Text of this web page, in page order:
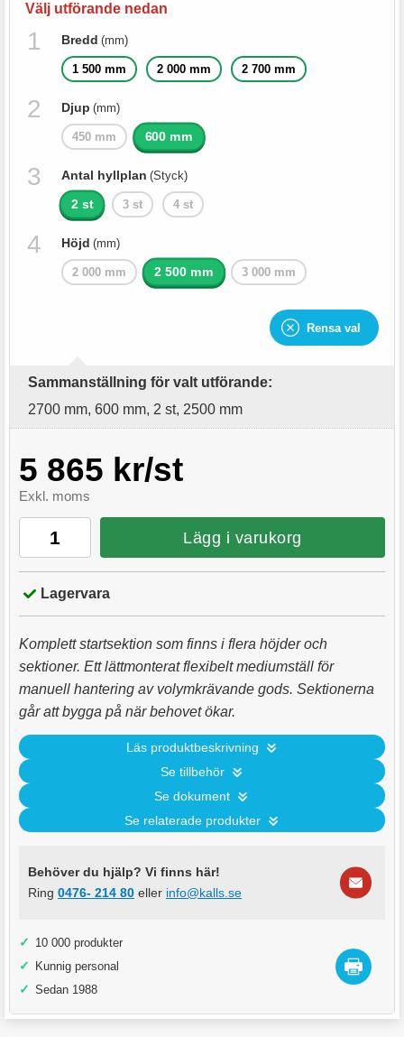
Välj utförande nedan
Bredd (mm)
1 500 mm 2 000 mm 2 700 mm
Djup (mm)
450 mm 600 mm
Antal hyllplan (Styck)
2 st 3 st 4 st
Höjd (mm)
2 000 mm 2 500 mm 3 000 mm
Rensa val
Sammanställning för valt utförande:
2700 mm, 600 mm, 2 st, 2500 mm
5 865 kr/st
Exkl. moms
Lägg i varukorg
Lagervara
Komplett startsektion som finns i flera höjder och
sektioner. Ett lättmonterat flexibelt mediumställ för
manuell hantering av volymkrävande gods. Sektionerna
går att bygga på när behovet ökar.
Läs produktbeskrivning
Se tillbehör
Se dokument
Se relaterade produkter
Behöver du hjälp? Vi finns här!
Ring 0476- 214 80 eller info@kalls.se
✓ 10 000 produkter
✓ Kunnig personal
✓ Sedan 1988